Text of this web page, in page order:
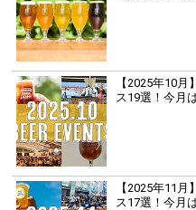
【2025年10
ス19選！今月
【2025年11
ス17選！今月